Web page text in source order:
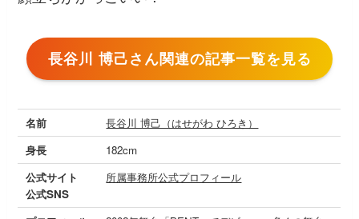
長谷川 博己さん関連の記事一覧を見る
名前
長谷川 博己（はせがわ ひろき）
身長
182cm
公式サイト
公式SNS
所属事務所公式プロフィール